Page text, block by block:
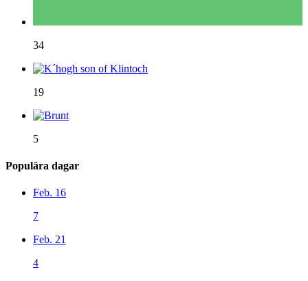
34
19
5
Populära dagar
Feb. 16
7
Feb. 21
4